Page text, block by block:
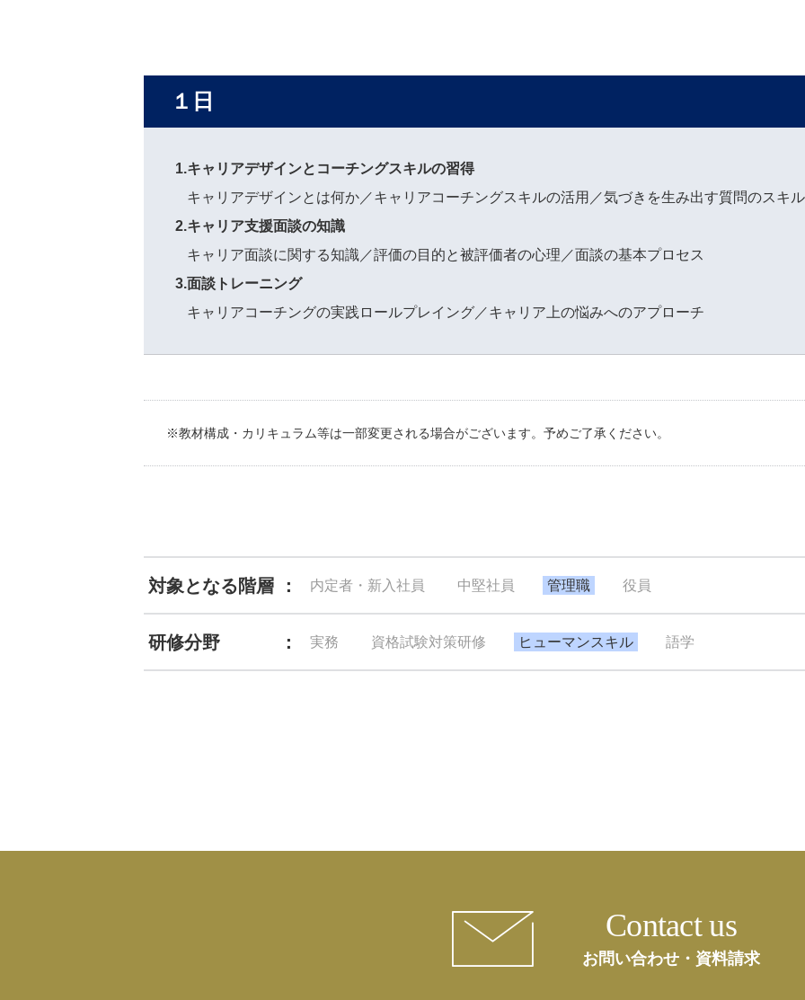
１日
1.キャリアデザインとコーチングスキルの習得
キャリアデザインとは何か／キャリアコーチングスキルの活用／気づきを生み出す質問のスキ
2.キャリア支援面談の知識
キャリア面談に関する知識／評価の目的と被評価者の心理／面談の基本プロセス
3.面談トレーニング
キャリアコーチングの実践ロールプレイング／キャリア上の悩みへのアプローチ
※教材構成・カリキュラム等は一部変更される場合がございます。予めご了承ください。
対象となる階層 内定者・新入社員 中堅社員 管理職 役員
研修分野 実務 資格試験対策研修 ヒューマンスキル 語学
Contact us
お問い合わせ・資料請求